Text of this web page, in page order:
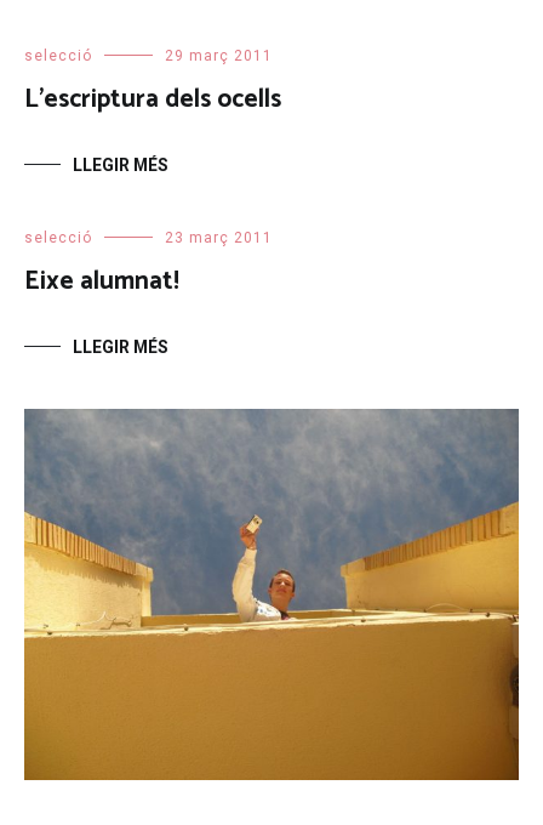
selecció 29 març 2011
L’escriptura dels ocells
LLEGIR MÉS
selecció 23 març 2011
Eixe alumnat!
LLEGIR MÉS